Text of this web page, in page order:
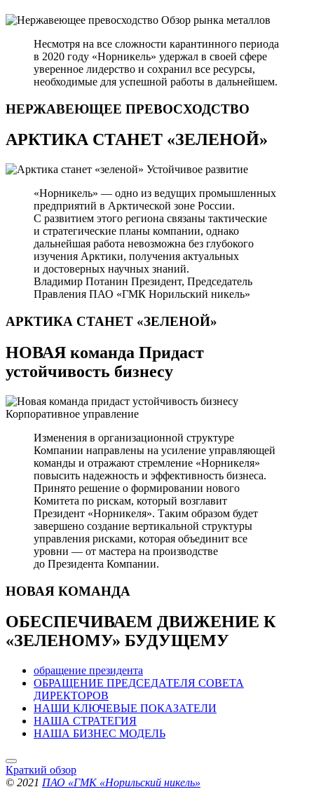
Обзор рынка металлов
Несмотря на все сложности карантинного периода
в 2020 году «Норникель» удержал в своей сфере
уверенное лидерство и сохранил все ресурсы,
необходимые для успешной работы в дальнейшем.
НЕРЖАВЕЮЩЕЕ ПРЕВОСХОДСТВО
АРКТИКА СТАНЕТ «ЗЕЛЕНОЙ»
Устойчивое развитие
«Норникель» — одно из ведущих промышленных
предприятий в Арктической зоне России.
С развитием этого региона связаны тактические
и стратегические планы компании, однако
дальнейшая работа невозможна без глубокого
изучения Арктики, получения актуальных
и достоверных научных знаний.
Владимир Потанин Президент, Председатель
Правления ПАО «ГМК Норильский никель»
АРКТИКА СТАНЕТ «ЗЕЛЕНОЙ»
НОВАЯ команда Придаст
устойчивость бизнесу
Корпоративное управление
Изменения в организационной структуре
Компании направлены на усиление управляющей
команды и отражают стремление «Норникеля»
повысить надежность и эффективность бизнеса.
Принято решение о формировании нового
Комитета по рискам, который возглавит
Президент «Норникеля». Таким образом будет
завершено создание вертикальной структуры
управления рисками, которая объединит все
уровни — от мастера на производстве
до Президента Компании.
НОВАЯ КОМАНДА
ОБЕСПЕЧИВАЕМ ДВИЖЕНИЕ К
«ЗЕЛЕНОМУ» БУДУЩЕМУ
обращение президента
ОБРАЩЕНИЕ ПРЕДСЕДАТЕЛЯ СОВЕТА
ДИРЕКТОРОВ
НАШИ КЛЮЧЕВЫЕ ПОКАЗАТЕЛИ
НАША СТРАТЕГИЯ
НАША БИЗНЕС МОДЕЛЬ
Краткий обзор
© 2021 ПАО «ГМК «Норильский никель»